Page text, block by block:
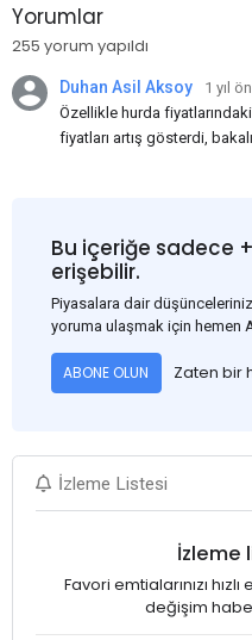
Yorumlar
255 yorum yapıldı
Duhan Asil Aksoy
1 yıl
Özellikle hurda
fiyatları artış gösterdi,
Bu içeriğe sadece
erişebilir.
Piyasalara dair
yoruma ulaşmak için hemen
ABONE OLUN Zaten bir
İzleme Listesi
İzleme
Favori emtialarınızı
değişim